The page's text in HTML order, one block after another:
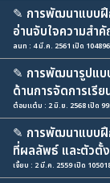
✎ การพัฒนาแบบฝึ
อ่านจับใจความสำ
aun : 4 มี.ค. 2561 เปิด
✎ การพัฒนารูปแบ
ด้านการจัดการเรี
ต๋อมแต๋ม : 2 มิ.ย. 2568 เปิด
✎ การพัฒนาแบบฝึ
ที่ผลลัพธ์ และตัวตั้
เจี้ยบ : 2 มี.ค. 2559 เปิด